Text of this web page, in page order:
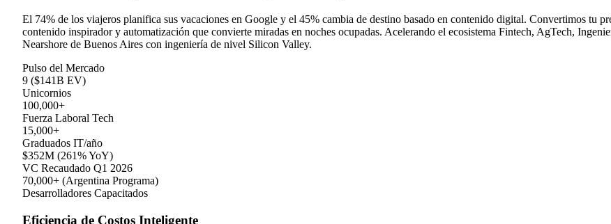
El 74% de los viajeros planifica sus vacaciones en Google y el 45% cambia de destino basado en contenido digital. Convertimos tu
contenido inspirador y automatización que convierte miradas en noches ocupadas. Acelerando el ecosistema Fintech, AgTech,
Nearshore de Buenos Aires con ingeniería de nivel Silicon Valley.
Pulso del Mercado
9 ($141B EV)
Unicornios
100,000+
Fuerza Laboral Tech
15,000+
Graduados IT/año
$352M (261% YoY)
VC Recaudado Q1 2026
70,000+ (Argentina Programa)
Desarrolladores Capacitados
Eficiencia de Costos Inteligente